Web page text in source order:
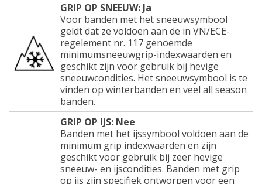
GRIP OP SNEEUW: Ja
Voor banden met het sneeuwsymbool
geldt dat ze voldoen aan de in VN/ECE-
regelement nr. 117 genoemde
minimumsneeuwgrip-indexwaarden en
geschikt zijn voor gebruik bij hevige
sneeuwcondities. Het sneeuwsymbool is te
vinden op winterbanden en veel all season
banden.
GRIP OP IJS: Nee
Banden met het ijssymbool voldoen aan de
minimum grip indexwaarden en zijn
geschikt voor gebruik bij zeer hevige
sneeuw- en ijscondities. Banden met grip
op ijs zijn specifiek ontworpen voor een